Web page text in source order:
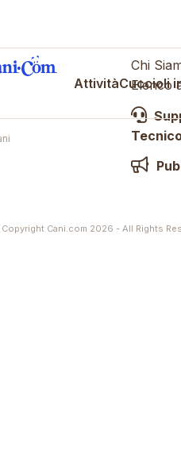
AttivitàCuccioli
Chi
Elenco
Cani.com 2026 - All Rights